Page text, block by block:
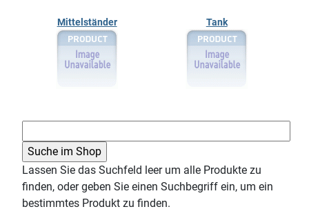
Mittelständer Tank
Lassen Sie das Suchfeld leer um alle Produkte zu
finden, oder geben Sie einen Suchbegriff ein, um ein
bestimmtes Produkt zu finden.